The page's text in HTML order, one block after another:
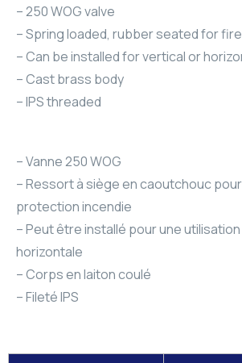
– 250 WOG valve
– Spring loaded, rubber seated for
– Can be installed for vertical or
– Cast brass body
– IPS threaded
– Vanne 250 WOG
– Ressort à siège en caoutchouc
protection incendie
– Peut être installé pour une
horizontale
– Corps en laiton coulé
– Fileté IPS